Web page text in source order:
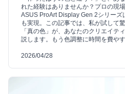
れた経験はありませんか？プロの現
ASUS ProArt Display Gen 2シリー
も実現。この記事では、私が試して
「真の色」が、あなたのクリエイテ
説します。もう色調整に時間を費や
2026/04/28